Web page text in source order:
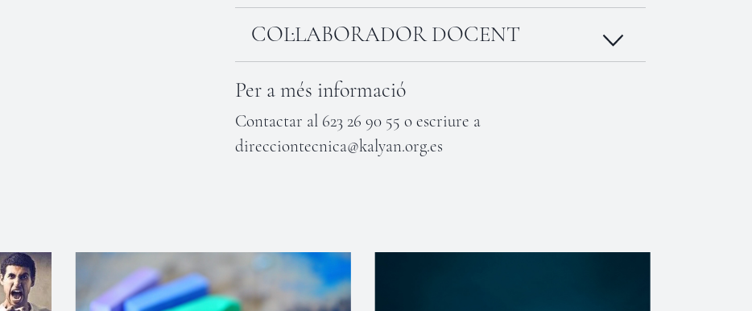
COL·LABORADOR DOCENT
Per a més informació
Contactar al 623 26 90 55 o escriure a
direcciontecnica@kalyan.org.es